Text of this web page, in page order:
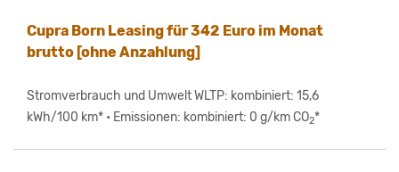
Cupra Born Leasing für 342 Euro im Monat
brutto [ohne Anzahlung]
Stromverbrauch und Umwelt WLTP: kombiniert: 15,6
kWh/100 km* • Emissionen: kombiniert: 0 g/km CO2*